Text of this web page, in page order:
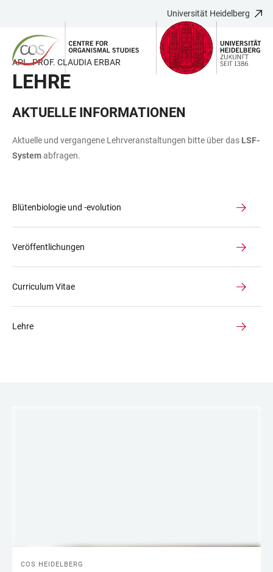
LINKS
ZUR
BARRIEREFREIHEIT
HAUPTINHALT
ÖFFNEN
ÖFFNEN
Universität Heidelberg
APL. PROF. CLAUDIA ERBAR
LEHRE
AKTUELLE INFORMATIONEN
Aktuelle und vergangene Lehrveranstaltungen bitte über das LSF-
Systemabfragen.
Blütenbiologie und -evolution
Veröffentlichungen
Curriculum Vitae
Lehre
COS HEIDELBERG